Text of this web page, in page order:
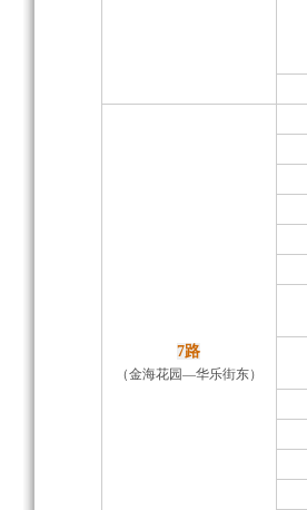
7路
（金海花园—华乐街东）